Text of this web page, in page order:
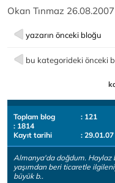
Okan Tınmaz 26.08.2007
yazarın önceki bloğu
bu kategorideki önceki
Toplam blog
: 121
: 1814
Kayıt tarihi
: 29.01.07
Almanya'da doğdum. Haylaz
yaşımdan beri ticaretle
büyük b..